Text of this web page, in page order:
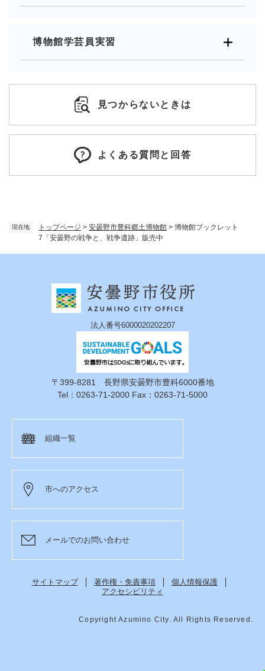
現在地 トップページ > 安曇野市豊科郷土博物館 > 博物館ブックレット
7「安曇野の戦争と、戦争遺跡」販売中
博物館学芸員実習
見つからないときは
よくある質問と回答
法人番号6000020202207
〒399-8281 長野県安曇野市豊科6000番地
Tel：0263-71-2000 Fax：0263-71-5000
組織一覧
市へのアクセス
メールでのお問い合わせ
サイトマップ 著作権・免責事項
個人情報保護
アクセシビリティ
Copyright Azumino City. All Rights Reserved.